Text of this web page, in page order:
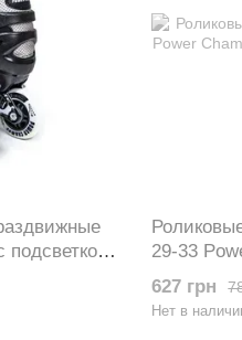
подсветкой
29-33
колеса
627 грн
Нет в